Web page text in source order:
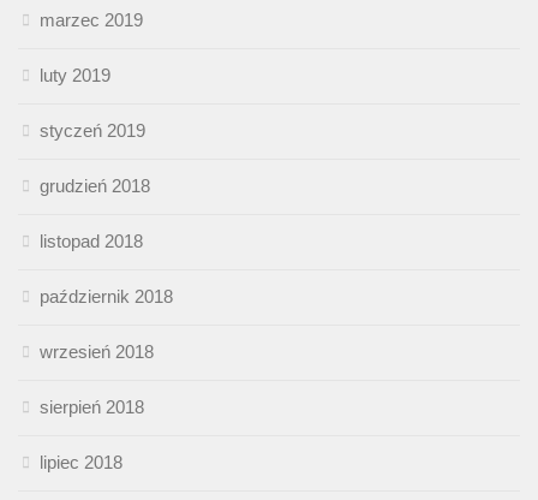
marzec 2019
luty 2019
styczeń 2019
grudzień 2018
listopad 2018
październik 2018
wrzesień 2018
sierpień 2018
lipiec 2018